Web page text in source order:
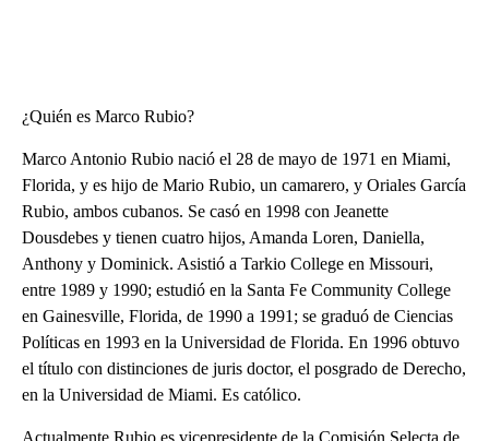
¿Quién es Marco Rubio?
Marco Antonio Rubio nació el 28 de mayo de 1971 en Miami,
Florida, y es hijo de Mario Rubio, un camarero, y Oriales García
Rubio, ambos cubanos. Se casó en 1998 con Jeanette
Dousdebes y tienen cuatro hijos, Amanda Loren, Daniella,
Anthony y Dominick. Asistió a Tarkio College en Missouri,
entre 1989 y 1990; estudió en la Santa Fe Community College
en Gainesville, Florida, de 1990 a 1991; se graduó de Ciencias
Políticas en 1993 en la Universidad de Florida. En 1996 obtuvo
el título con distinciones de juris doctor, el posgrado de Derecho,
en la Universidad de Miami. Es católico.
Actualmente Rubio es vicepresidente de la Comisión Selecta de